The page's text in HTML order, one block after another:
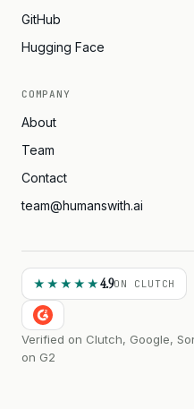
GitHub
Hugging Face
COMPANY
About
Team
Contact
team@humanswith.ai
★★★★★4.9ON CLUTCH
Verified on Clutch, Google,
on G2